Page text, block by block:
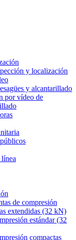
y localización
y alcantarillado
por vídeo de
de compresión
extendidas (32 kN)
estándar (32
compactas